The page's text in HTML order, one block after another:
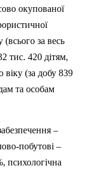
окупованої
за весь
тис. 420 дітям,
віку (за добу 839
та особам
–
побутові –
психологічна